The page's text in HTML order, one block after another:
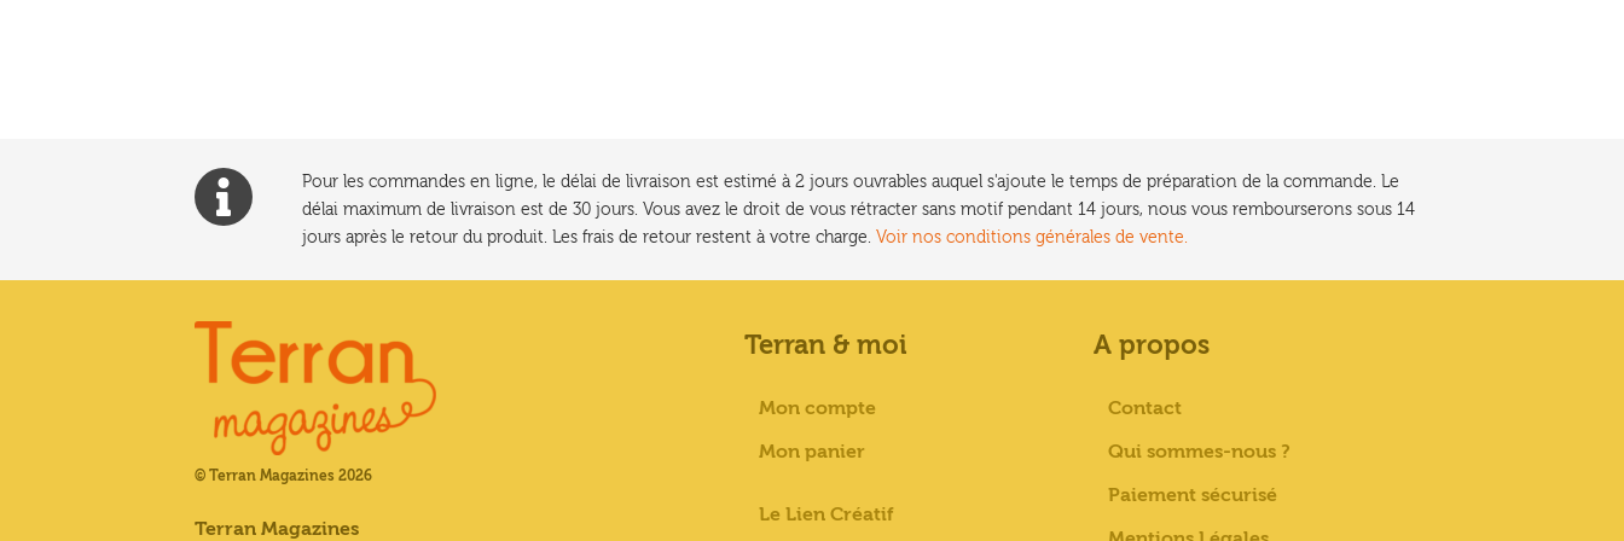
Pour les commandes en ligne, le délai de livraison est estimé à 2 jours ouvrables auquel s'ajoute le temps de préparation de la commande. Le
délai maximum de livraison est de 30 jours. Vous avez le droit de vous rétracter sans motif pendant 14 jours, nous vous rembourserons sous 14
jours après le retour du produit. Les frais de retour restent à votre charge. Voir nos conditions générales de vente.
© Terran Magazines 2026
Terran Magazines
Terran & moi
Mon compte
Mon panier
Le Lien Créatif
A propos
Contact
Qui sommes-nous ?
Paiement sécurisé